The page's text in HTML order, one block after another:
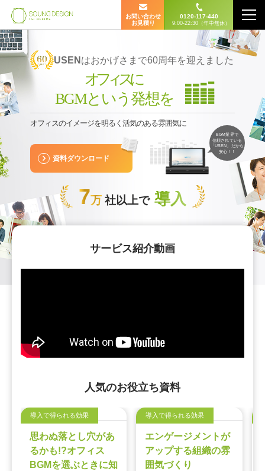
お問い合わせ
お見積り
0120-117-440
9:00-22:30（年中無休）
USEN はおかげさまで60周年を迎えました
オフィスに
BGMという発想を
オフィスのイメージを明るく活気のある雰囲気に
資料ダウンロード
BGM業界で
信頼されている
「USEN」だから
安心！！
7万 社以上で 導入
サービス紹介動画
人気のお役立ち資料
導入で得られる効果
思わぬ落とし穴があ
るかも!?オフィス
BGMを選ぶときに知
導入で得られる効果
エンゲージメントが
アップする組織の雰
囲気づくり